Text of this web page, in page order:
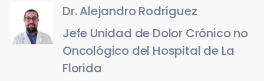
Dr. Alejandro Rodríguez
Jefe Unidad de Dolor Crónico no
Oncológico del Hospital de La
Florida